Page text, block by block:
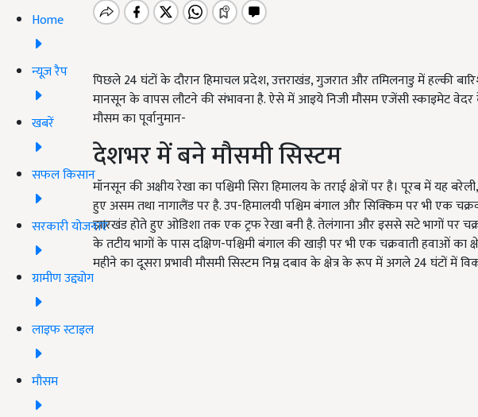
Home
न्यूज़ रैप
खबरें
सफल किसान
सरकारी योजनाएं
ग्रामीण उद्द्योग
लाइफ स्टाइल
मौसम
पिछले 24 घंटों के दौरान हिमाचल प्रदेश, उत्तराखंड, गुजरात और तमिलनाडु में हल्की
मानसून के वापस लौटने की संभावना है. ऐसे में आइये निजी मौसम एजेंसी स्काइमेट
मौसम का पूर्वानुमान-
देशभर में बने मौसमी सिस्टम
मॉनसून की अक्षीय रेखा का पश्चिमी सिरा हिमालय के तराई क्षेत्रों पर है। पूरब में यह
हुए असम तथा नागालैंड पर है. उप-हिमालयी पश्चिम बंगाल और सिक्किम पर भी एक
झारखंड होते हुए ओडिशा तक एक ट्रफ रेखा बनी है. तेलंगाना और इससे सटे भागों पर
के तटीय भागों के पास दक्षिण-पश्चिमी बंगाल की खाड़ी पर भी एक चक्रवाती हवाओं का
महीने का दूसरा प्रभावी मौसमी सिस्टम निम्न दबाव के क्षेत्र के रूप में अगले 24 घंटों में